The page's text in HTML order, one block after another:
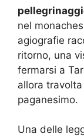
nel
agiografie
ritorno, una
fermarsi a
allora
paganesimo.
Una delle